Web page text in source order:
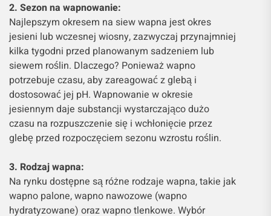
2. Sezon na wapnowanie:
Najlepszym okresem na siew wapna jest okres
jesieni lub wczesnej wiosny, zazwyczaj przynajmniej
kilka tygodni przed planowanym sadzeniem lub
siewem roślin. Dlaczego? Ponieważ wapno
potrzebuje czasu, aby zareagować z glebą i
dostosować jej pH. Wapnowanie w okresie
jesiennym daje substancji wystarczająco dużo
czasu na rozpuszczenie się i wchłonięcie przez
glebę przed rozpoczęciem sezonu wzrostu roślin.
3. Rodzaj wapna:
Na rynku dostępne są różne rodzaje wapna, takie jak
wapno palone, wapno nawozowe (wapno
hydratyzowane) oraz wapno tlenkowe. Wybór